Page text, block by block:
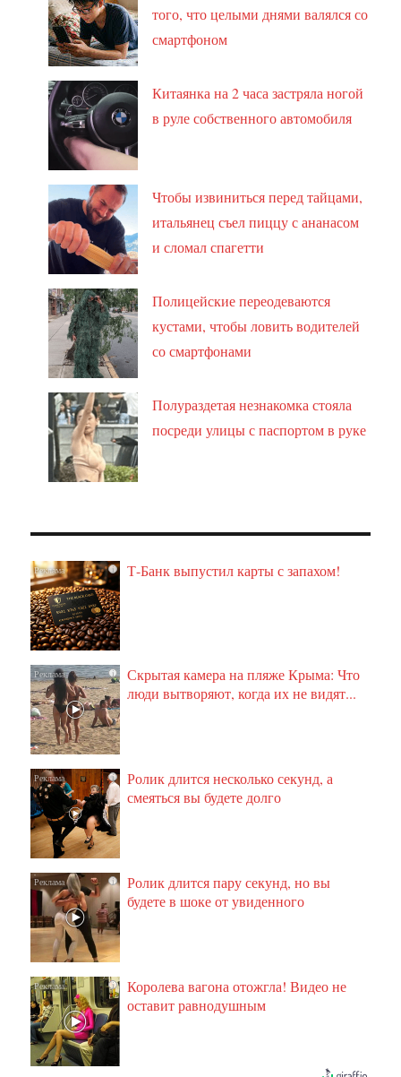
того, что целыми днями валялся со
смартфоном
Китаянка на 2 часа застряла ногой
в руле собственного автомобиля
Чтобы извиниться перед тайцами,
итальянец съел пиццу с ананасом
и сломал спагетти
Полицейские переодеваются
кустами, чтобы ловить водителей
со смартфонами
Полураздетая незнакомка стояла
посреди улицы с паспортом в руке
i Т-Банк выпустил карты с запахом!
i
Скрытая камера на пляже Крыма: Что
люди вытворяют, когда их не видят...
i
Ролик длится несколько секунд, а
смеяться вы будете долго
i
Ролик длится пару секунд, но вы
будете в шоке от увиденного
i
Королева вагона отожгла! Видео не
оставит равнодушным